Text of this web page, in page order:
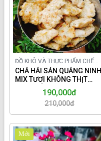
ĐỒ KHÔ VÀ THỰC PHẨM CHẾ
BIẾN TRONG NƯỚC
CHẢ HẢI SẢN QUẢNG NINH
MIX TƯƠI KHÔNG THỊT
LỢN,KHÔNG BỘT.
190,000đ
210,000đ
Mới